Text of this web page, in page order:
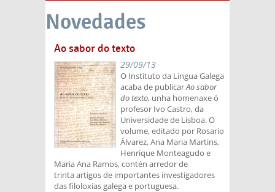
Novedades
Ao sabor do texto
29/09/13
O Instituto da Lingua Galega
acaba de publicarAo sabor
do texto, unha homenaxe ó
profesor Ivo Castro, da
Universidade de Lisboa. O
volume, editado por Rosario
Álvarez, Ana Maria Martins,
Henrique Monteagudo e
Maria Ana Ramos, contén arredor de
trinta artigos de importantes investigadores
das filoloxías galega e portuguesa.